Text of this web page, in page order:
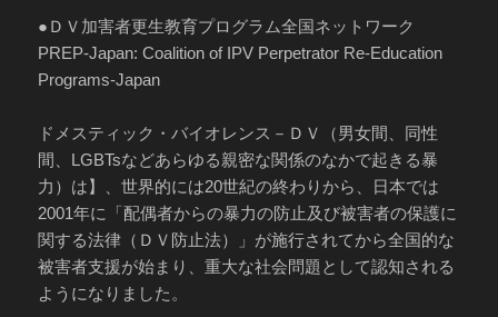
●ＤＶ加害者更生教育プログラム全国ネットワーク
PREP-Japan: Coalition of IPV Perpetrator Re-Education
Programs-Japan
ドメスティック・バイオレンス－ＤＶ（男女間、同性
間、LGBTsなどあらゆる親密な関係のなかで起きる暴
力）は】、世界的には20世紀の終わりから、日本では
2001年に「配偶者からの暴力の防止及び被害者の保護に
関する法律（ＤＶ防止法）」が施行されてから全国的な
被害者支援が始まり、重大な社会問題として認知される
ようになりました。